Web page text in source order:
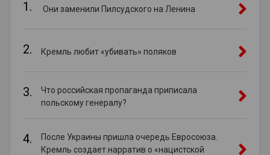
1. Они заменили Пилсудского на Ленина
2. Кремль любит «убивать» поляков
3.
Что российская пропаганда приписала
польскому генералу?
4.
После Украины пришла очередь Евросоюза.
Кремль создает нарратив о «нацистской